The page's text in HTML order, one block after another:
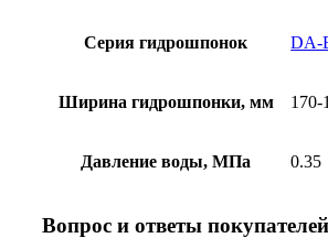
Серия гидрошпонок DА-
Ширина гидрошпонки, мм 170-
Давление воды, МПа 0.35
Вопрос и ответы покупателей